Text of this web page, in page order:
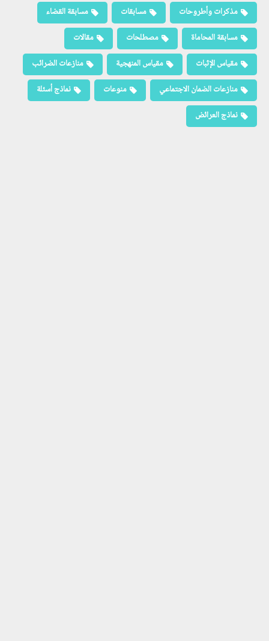
مذكرات وأطروحات
مسابقات
مسابقة القضاء
مسابقة المحاماة
مصطلحات
مقالات
مقياس الإثبات
مقياس المنهجية
منازعات الضرائب
منازعات الضمان الاجتماعي
منوعات
نماذج أسئلة
نماذج العرائض